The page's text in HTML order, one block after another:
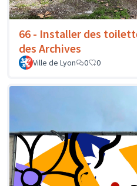
66 - Installer des
des Archives
Ville de Lyon 0 0